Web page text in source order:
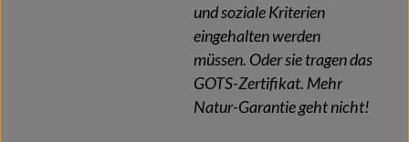
und soziale Kriterien
eingehalten werden
müssen. Oder sie tragen das
GOTS-Zertifikat. Mehr
Natur-Garantie geht nicht!